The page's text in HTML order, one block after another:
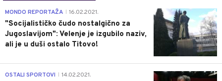
4
MONDO REPORTAŽA 16.02.2021.
"Socijalističko čudo nostalgično za
Jugoslavijom": Velenje je izgubilo naziv,
ali je u duši ostalo Titovo!
1
OSTALI SPORTOVI 14.02.2021.